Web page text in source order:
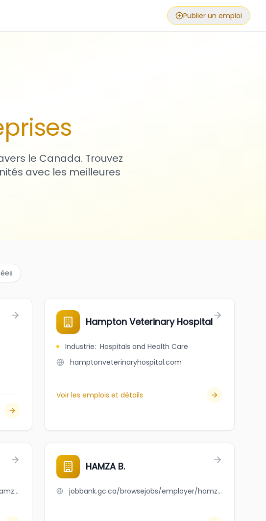
Publier un emploi
le Canada. Trouvez
avec les meilleures
Hampton Veterinary Hospital
Industrie: Hospitals and Health Care
hamptonveterinaryhospital.com
Voir les emplois et détails
jobbank.gc.ca/browsejobs/employer/hamza+ahmad/ca
HAMZA B.
jobbank.gc.ca/browsejobs/employer/hamza+b./ca